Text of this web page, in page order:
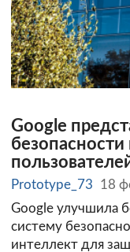
Google
Prototype_73
18
Google улучшила
систему
интеллект для